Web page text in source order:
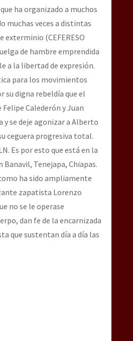
ha organizado a muchos
muchas veces a distintas
exterminio (CEFERESO
de hambre emprendida
a la libertad de expresión.
para los movimientos
su digna rebeldía que el
Calederón y Juan
se deje agonizar a Alberto
ceguera progresiva total.
Es por esto que está en la
Tenejapa, Chiapas.
ha sido ampliamente
zapatista Lorenzo
no se le operase
dan fe de la encarnizada
que sustentan día a día las